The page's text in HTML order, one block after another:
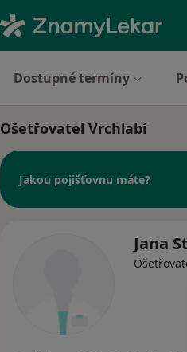
Dostupné termíny
Ošetřovatel Vrchlabí
Jakou pojišťovnu máte?
Jana